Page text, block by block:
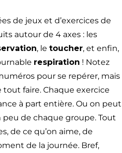
de jeux et d’exercices de
autour de 4 axes : les
, le toucher, et enfin,
respiration ! Notez
pour se repérer, mais
tout faire. Chaque exercice
à part entière. Ou on peut
peu de chaque groupe. Tout
de ce qu’on aime, de
de la journée. Bref,